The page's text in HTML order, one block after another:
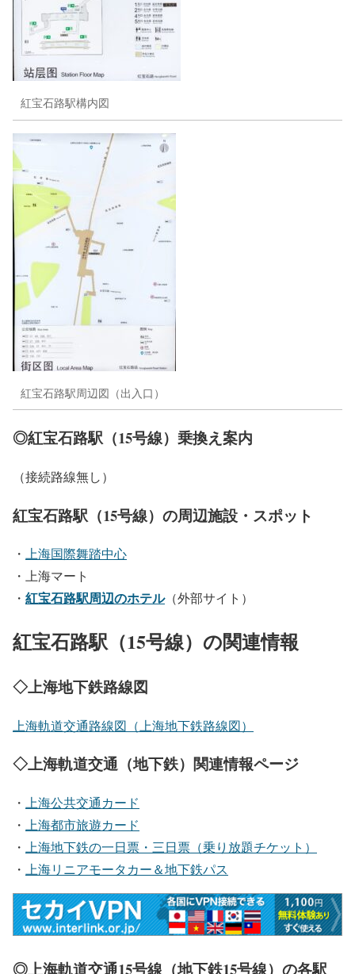
紅宝石路駅構内図
紅宝石路駅周辺図（出入口）
◎紅宝石路駅（15号線）乗換え案内
（接続路線無し）
紅宝石路駅（15号線）の周辺施設・スポット
・ 上海国際舞踏中心
・上海マート
・ 紅宝石路駅周辺のホテル（外部サイト）
紅宝石路駅（15号線）の関連情報
◇上海地下鉄路線図
上海軌道交通路線図（上海地下鉄路線図）
◇上海軌道交通（地下鉄）関連情報ページ
・ 上海公共交通カード
・ 上海都市旅遊カード
・ 上海地下鉄の一日票・三日票（乗り放題チケット）
・ 上海リニアモータカー＆地下鉄パス
◎上海軌道交通15号線（地下鉄15号線）の各駅